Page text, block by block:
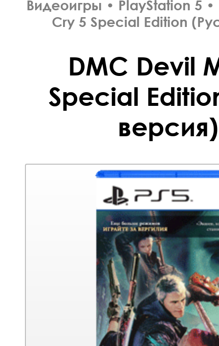
Видеоигры • PlayStation 5 •
Cry 5 Special Edition
DMC Devil
Special